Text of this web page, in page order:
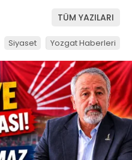
TÜM YAZILARI
Siyaset Yozgat Haberleri